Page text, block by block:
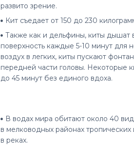
развито зрение.
Кит съедает от 150 до 230
Также как и дельфины, киты дышат
поверхность каждые 5-10 минут для
воздух в легких, киты пускают
передней части головы. Некоторые
до 45 минут без единого вдоха.
В водах мира обитают около 40
в мелководных районах
в реках.